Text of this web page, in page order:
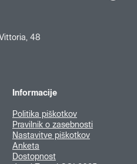
48
Informacije
Politika piškotkov
Pravilnik o zasebnosti
Nastavitve piškotkov
Anketa
Dostopnost